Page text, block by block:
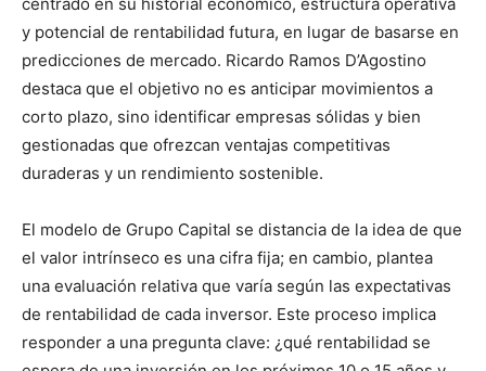
y potencial de rentabilidad futura, en lugar de basarse en
predicciones de mercado. Ricardo Ramos D’Agostino
destaca que el objetivo no es anticipar movimientos a
corto plazo, sino identificar empresas sólidas y bien
gestionadas que ofrezcan ventajas competitivas
duraderas y un rendimiento sostenible.
El modelo de Grupo Capital se distancia de la idea de que
el valor intrínseco es una cifra fija; en cambio, plantea
una evaluación relativa que varía según las expectativas
de rentabilidad de cada inversor. Este proceso implica
responder a una pregunta clave: ¿qué rentabilidad se